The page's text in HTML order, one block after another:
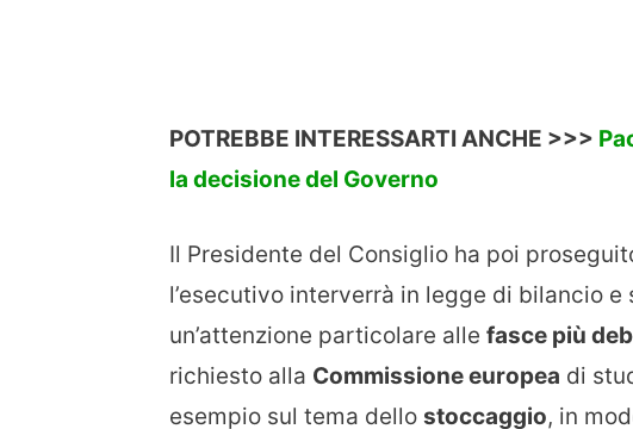
POTREBBE INTERESSARTI ANCHE >>>
la decisione del Governo
Il Presidente del Consiglio ha poi
l’esecutivo interverrà in legge di bilancio
un’attenzione particolare alle fasce più
richiesto alla Commissione europea di
esempio sul tema dello stoccaggio, in